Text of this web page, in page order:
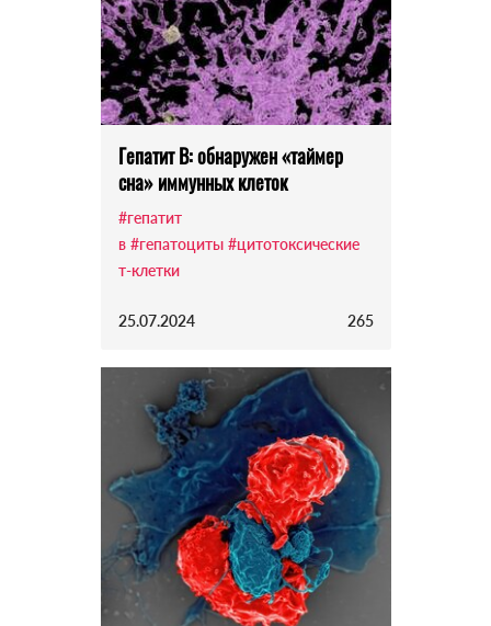
Гепатит B: обнаружен «таймер
сна» иммунных клеток
#гепатит
в #гепатоциты #цитотоксические
т-клетки
25.07.2024 265